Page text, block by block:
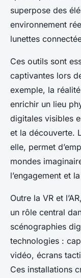
superpose des
environnement
lunettes
Ces outils sont
captivantes lors
exemple, la
enrichir un lieu
digitales visibles
et la découverte.
elle, permet
mondes
l’engagement et
Outre la VR et
un rôle central
scénographies
technologies :
vidéo, écrans
Ces installations